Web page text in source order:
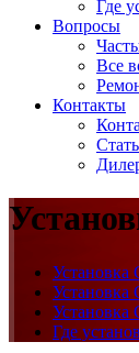
Где
Вопросы
Все
Контакты
Установка
Установка
Установка
Где